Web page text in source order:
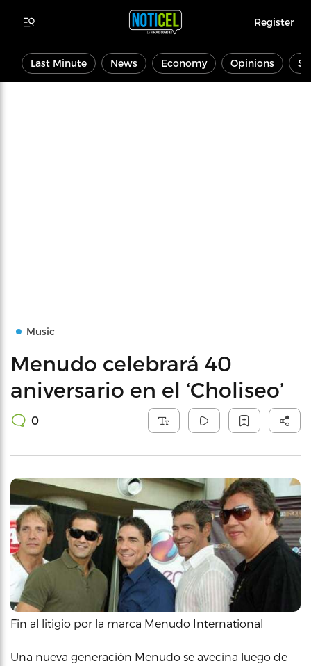
Register
Last Minute News Economy Opinions
Music
Menudo celebrará 40
aniversario en el ‘Choliseo’
0
Fin al litigio por la marca Menudo International
Una nueva generación Menudo se avecina luego de